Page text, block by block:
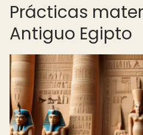
Prácticas
Antiguo Egipto